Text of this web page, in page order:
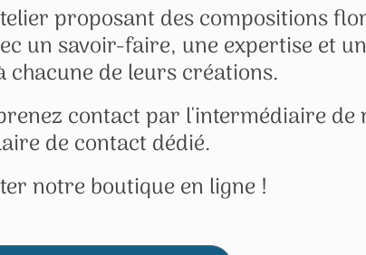
proposant des compositions
un savoir-faire, une expertise et
chacune de leurs créations.
contact par l'intermédiaire de
de contact dédié.
notre boutique en ligne !